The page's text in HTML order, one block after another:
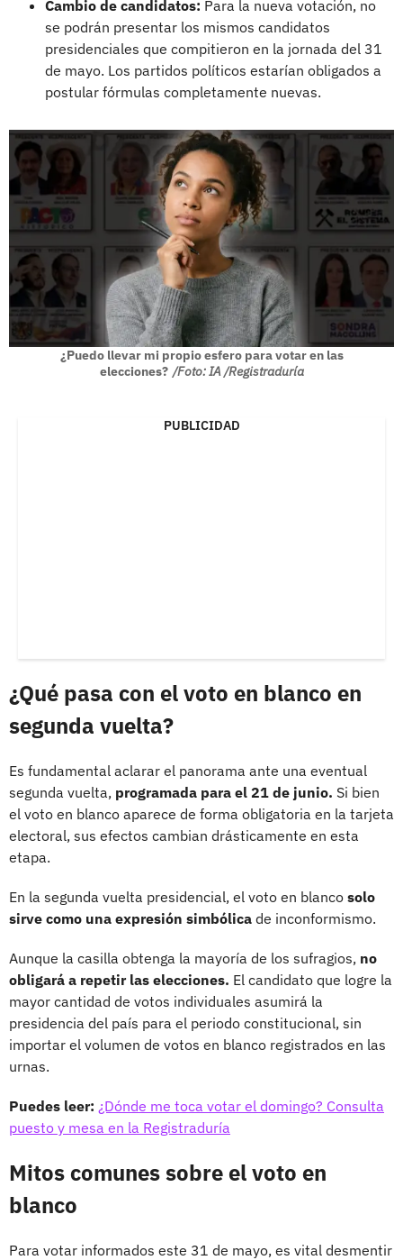
Cambio de candidatos: Para la nueva votación, no
se podrán presentar los mismos candidatos
presidenciales que compitieron en la jornada del 31
de mayo. Los partidos políticos estarían obligados a
postular fórmulas completamente nuevas.
¿Puedo llevar mi propio esfero para votar en las
elecciones? /Foto: IA /Registraduría
PUBLICIDAD
¿Qué pasa con el voto en blanco en
segunda vuelta?
Es fundamental aclarar el panorama ante una eventual
segunda vuelta, programada para el 21 de junio. Si bien
el voto en blanco aparece de forma obligatoria en la tarjeta
electoral, sus efectos cambian drásticamente en esta
etapa.
En la segunda vuelta presidencial, el voto en blanco solo
sirve como una expresión simbólica de inconformismo.
Aunque la casilla obtenga la mayoría de los sufragios, no
obligará a repetir las elecciones. El candidato que logre la
mayor cantidad de votos individuales asumirá la
presidencia del país para el periodo constitucional, sin
importar el volumen de votos en blanco registrados en las
urnas.
Puedes leer: ¿Dónde me toca votar el domingo? Consulta
puesto y mesa en la Registraduría
Mitos comunes sobre el voto en
blanco
Para votar informados este 31 de mayo, es vital desmentir